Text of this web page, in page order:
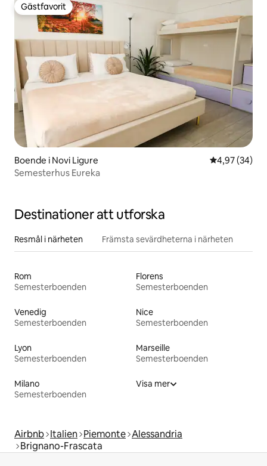
Gästfavorit
Gästfavorit
Boende i Novi Ligure 4,97 av 5 i
4,97 (34)
Semesterhus Eureka
Destinationer att utforska
Resmål i närheten Främsta sevärdheterna i närheten
Rom
Semesterboenden
Florens
Semesterboenden
Venedig
Semesterboenden
Nice
Semesterboenden
Lyon
Semesterboenden
Marseille
Semesterboenden
Milano
Semesterboenden
Visa mer
Airbnb Italien Piemonte Alessandria
Brignano-Frascata